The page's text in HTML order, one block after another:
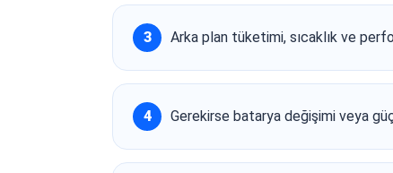
Arka plan tüketimi, sıcaklık ve
Gerekirse batarya değişimi veya